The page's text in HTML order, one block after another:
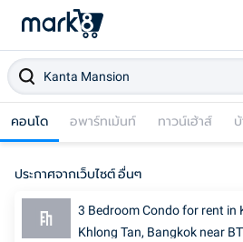
คอนโด อพาร์ทเม้นท์ ทาวน์เฮ้าส์
ประกาศจากเว็บไซต์ อื่นๆ
3 Bedroom Condo for rent in
Khlong Tan, Bangkok near